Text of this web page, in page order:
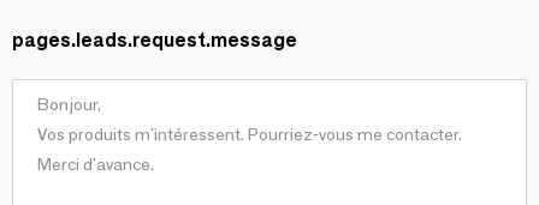
pages.leads.request.message